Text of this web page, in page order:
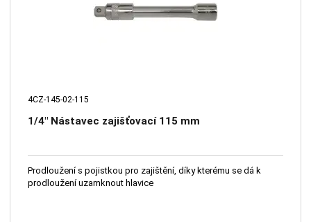
4CZ-145-02-115
1/4" Nástavec zajišťovací 115 mm
Prodloužení s pojistkou pro zajištění, díky kterému se dá k
prodloužení uzamknout hlavice